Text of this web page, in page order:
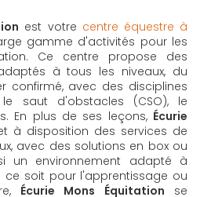
est votre centre équestre à
gamme d'activités pour les
Ce centre propose des
à tous les niveaux, du
confirmé, avec des disciplines
saut d'obstacles (CSO), le
En plus de ses leçons, Écurie
à disposition des services de
avec des solutions en box ou
un environnement adapté à
ce soit pour l'apprentissage ou
Écurie Mons Équitation se